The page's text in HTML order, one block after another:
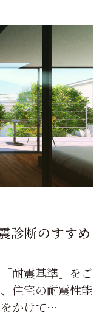
診断のすすめ
耐震基準」をご
住宅の耐震性能
かけて…